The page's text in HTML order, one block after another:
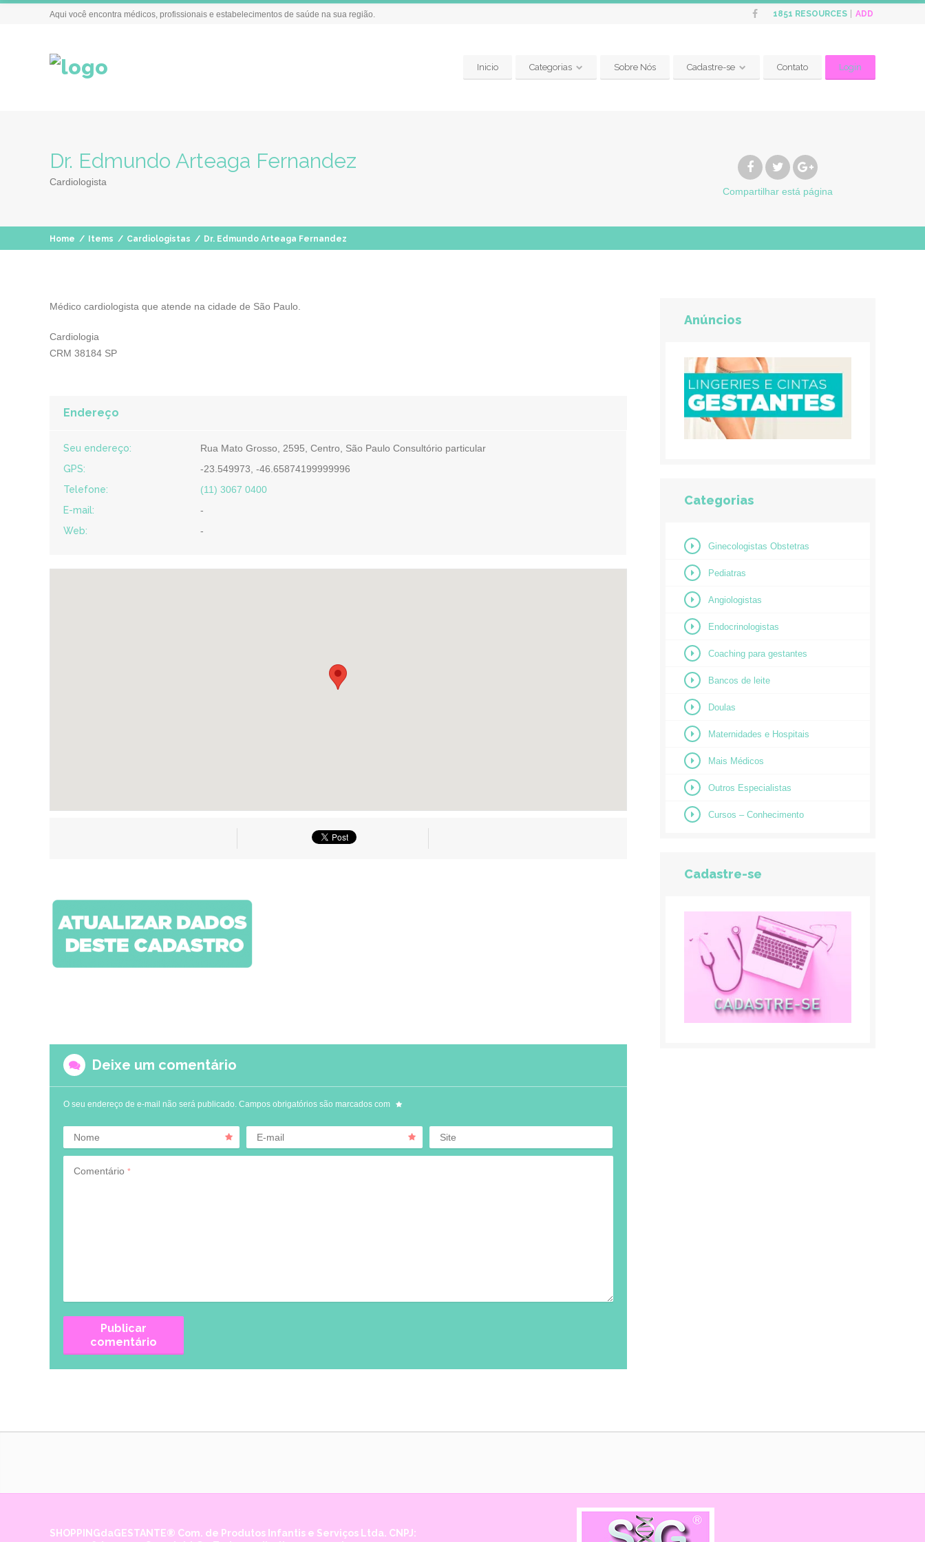
1851 RESOURCES ADD
Aqui você encontra médicos, profissionais e estabelecimentos de saúde na sua região.
Inicio Categorias Sobre Nós Cadastre-se Contato Login
Dr. Edmundo Arteaga Fernandez
Cardiologista
Compartilhar está página
Home / Items / Cardiologistas / Dr. Edmundo Arteaga Fernandez
Médico cardiologista que atende na cidade de São Paulo.
Cardiologia
CRM 38184 SP
Endereço
Seu endereço:
Rua Mato Grosso, 2595, Centro, São Paulo Consultório particular
GPS:
-23.549973, -46.65874199999996
Telefone:
(11) 3067 0400
E-mail:
-
Web:
-
Deixe um comentário
O seu endereço de e-mail não será publicado. Campos obrigatórios são marcados com
Nome E-mail Site
Comentário *
Anúncios
Categorias
Ginecologistas Obstetras
Pediatras
Angiologistas
Endocrinologistas
Coaching para gestantes
Bancos de leite
Doulas
Maternidades e Hospitais
Mais Médicos
Outros Especialistas
Cursos – Conhecimento
Cadastre-se
SHOPPINGdaGESTANTE® Com. de Produtos Infantis e Serviços Ltda. CNPJ: